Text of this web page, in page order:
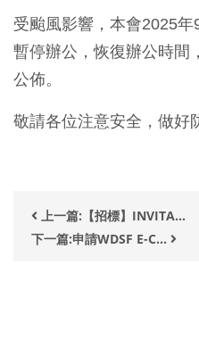
受颱風影響，本會2025
暫停辦公，恢復辦公時間
公佈。
敬請各位注意安全，做好
上一篇:【招標】INVITA...
下一篇:申請WDSF E-C...